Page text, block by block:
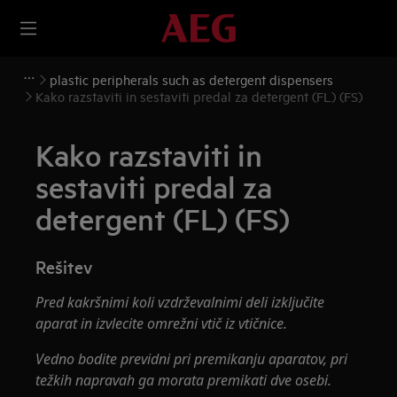
plastic peripherals such as detergent dispensers
Kako razstaviti in sestaviti predal za detergent (FL) (FS)
Kako razstaviti in
sestaviti predal za
detergent (FL) (FS)
Rešitev
Pred kakršnimi koli vzdrževalnimi deli izključite
aparat in izvlecite omrežni vtič iz vtičnice.
Vedno bodite previdni pri premikanju aparatov, pri
težkih napravah ga morata premikati dve osebi.